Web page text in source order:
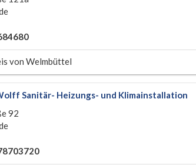
von Welmbüttel
Sanitär- Heizungs- und Klimainstallation
92